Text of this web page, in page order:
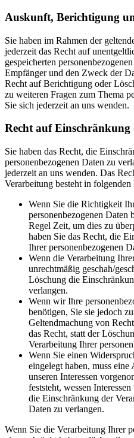
Auskunft, Berichtigung
Sie haben im Rahmen der
jederzeit das Recht auf
gespeicherten
Empfänger und den Zweck der
Recht auf Berichtigung oder
zu weiteren Fragen zum Thema
Sie sich jederzeit an uns wenden.
Recht auf
Sie haben das Recht, die
personenbezogenen Daten zu
jederzeit an uns wenden. Das
Verarbeitung besteht in folgenden
Wenn Sie die Richtigkeit
personenbezogenen Daten
Regel Zeit, um dies zu
haben Sie das Recht, die
Ihrer personenbezogenen
Wenn die Verarbeitung
unrechtmäßig geschah/
Löschung die
verlangen.
Wenn wir Ihre
benötigen, Sie sie jedoch
Geltendmachung von
das Recht, statt der
Verarbeitung Ihrer
Wenn Sie einen
eingelegt haben, muss
unseren Interessen
feststeht, wessen
die Einschränkung der
Daten zu verlangen.
Wenn Sie die Verarbeitung Ihrer